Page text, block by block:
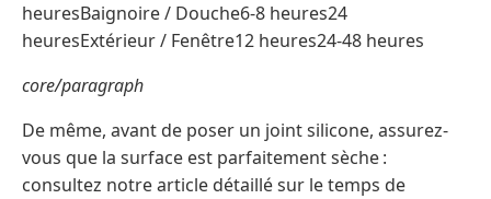
heuresBaignoire / Douche6-8 heures24
heuresExtérieur / Fenêtre12 heures24-48 heures
core/paragraph
De même, avant de poser un joint silicone, assurez-
vous que la surface est parfaitement sèche :
consultez notre article détaillé sur le temps de